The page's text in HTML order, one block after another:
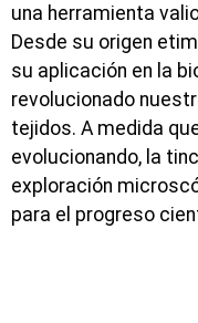
una herramienta
Desde su origen
su aplicación en la
revolucionado
tejidos. A medida
evolucionando, la
exploración
para el progreso